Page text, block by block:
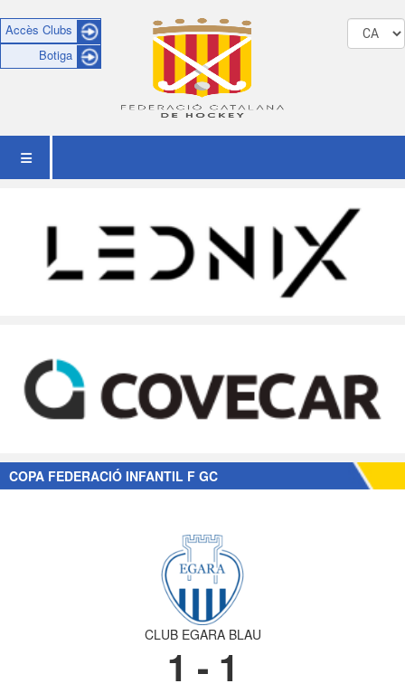
Accès Clubs
Botiga
COPA FEDERACIÓ INFANTIL F GC
CLUB EGARA BLAU
1 - 1